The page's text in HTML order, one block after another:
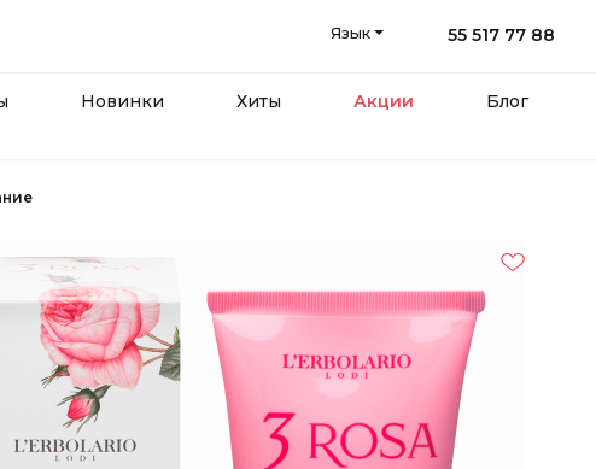
Язык 55 517 77 88
Новинки Хиты Акции Блог